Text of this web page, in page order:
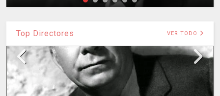
Top Directores VER TODO